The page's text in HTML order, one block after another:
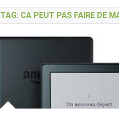
TAG: CA PEUT PAS FAIRE DE